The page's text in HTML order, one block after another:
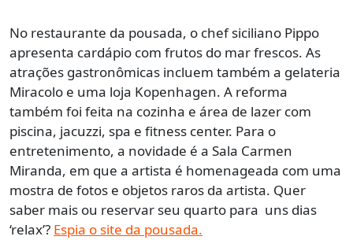
No restaurante da pousada, o chef siciliano Pippo
apresenta cardápio com frutos do mar frescos. As
atrações gastronômicas incluem também a gelateria
Miracolo e uma loja Kopenhagen. A reforma
também foi feita na cozinha e área de lazer com
piscina, jacuzzi, spa e fitness center. Para o
entretenimento, a novidade é a Sala Carmen
Miranda, em que a artista é homenageada com uma
mostra de fotos e objetos raros da artista. Quer
saber mais ou reservar seu quarto para uns dias
‘relax’? Espia o site da pousada.